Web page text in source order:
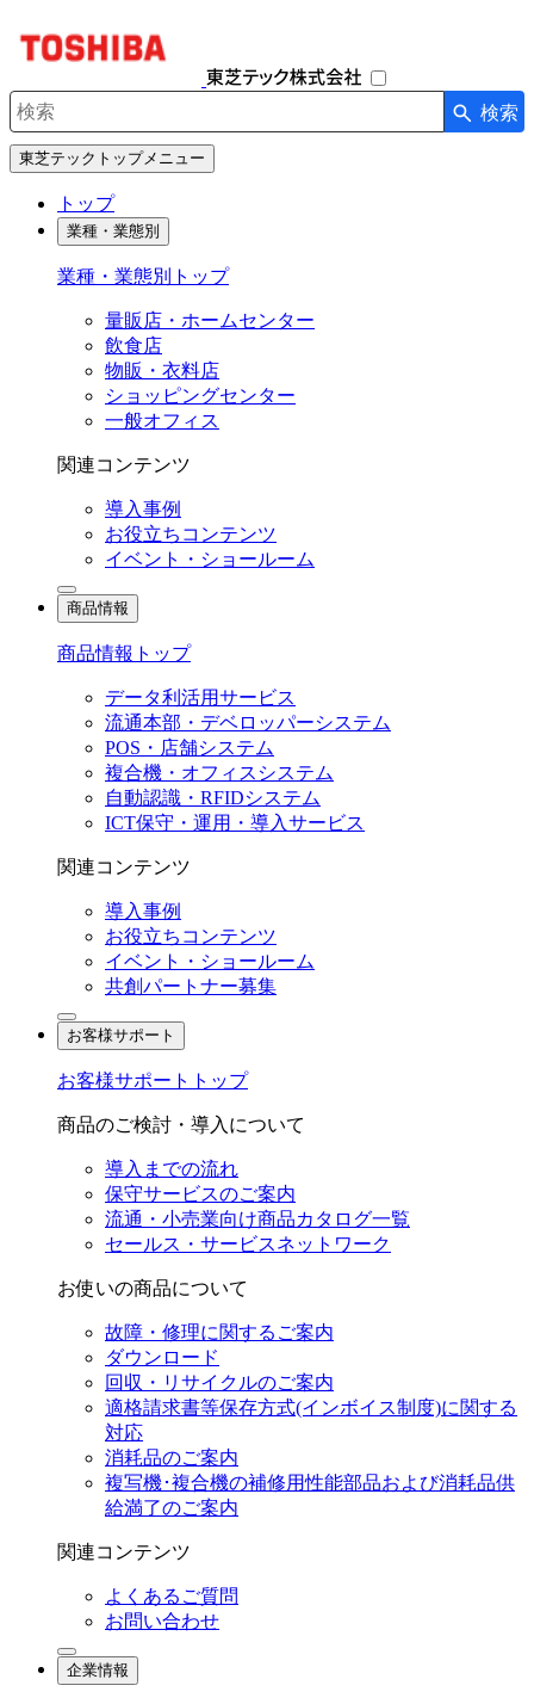
ー
検索キーワード入力 検索
東芝テックトップメニュー
トップ
業種・業態別
業種・業態別トップ
量販店・ホームセンター
飲食店
物販・衣料店
ショッピングセンター
一般オフィス
関連コンテンツ
導入事例
お役立ちコンテンツ
イベント・ショールーム
商品情報
商品情報トップ
データ利活用サービス
流通本部・デベロッパーシステム
POS・店舗システム
複合機・オフィスシステム
自動認識・RFIDシステム
ICT保守・運用・導入サービス
関連コンテンツ
導入事例
お役立ちコンテンツ
イベント・ショールーム
共創パートナー募集
お客様サポート
お客様サポートトップ
商品のご検討・導入について
導入までの流れ
保守サービスのご案内
流通・小売業向け商品カタログ一覧
セールス・サービスネットワーク
お使いの商品について
故障・修理に関するご案内
ダウンロード
回収・リサイクルのご案内
適格請求書等保存方式(インボイス制度)に関する
対応
消耗品のご案内
複写機･複合機の補修用性能部品および消耗品供
給満了のご案内
関連コンテンツ
よくあるご質問
お問い合わせ
企業情報